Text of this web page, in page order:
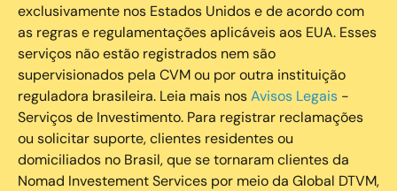
exclusivamente nos Estados Unidos e de acordo com
as regras e regulamentações aplicáveis aos EUA. Esses
serviços não estão registrados nem são
supervisionados pela CVM ou por outra instituição
reguladora brasileira. Leia mais nosAvisos Legais -
Serviços de Investimento. Para registrar reclamações
ou solicitar suporte, clientes residentes ou
domiciliados no Brasil, que se tornaram clientes da
Nomad Investement Services por meio da Global DTVM,